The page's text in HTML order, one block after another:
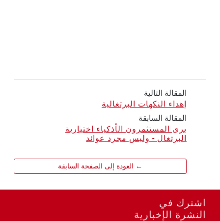
المقالة التالية
إهداء النكهات البرتغالية
المقالة السابقة
يرى المستثمرون الأذكياء اختيارية
البرتغال - وليس مجرد عوائد
← العودة إلى الصفحة السابقة
اشترك في
النشرة الإخبارية